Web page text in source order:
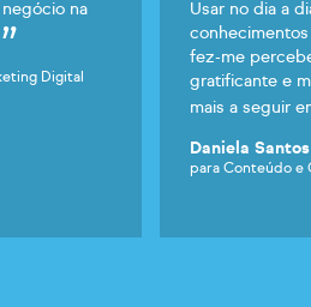
na
Digital
Usar no dia a
fez-me
gratificante e
mais a seguir
Daniela
para Conteúdo e